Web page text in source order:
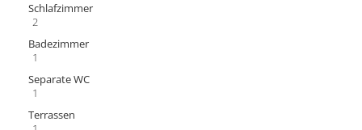
Schlafzimmer
2
Badezimmer
1
Separate WC
1
Terrassen